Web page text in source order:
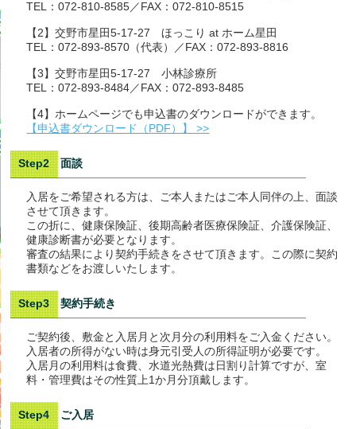
TEL：072-810-8585／FAX：072-810-8515
【2】交野市星田5-17-27 ほっこり at ホーム星田
TEL：072-893-8570（代表）／FAX：072-893-8816
【3】交野市星田5-17-27 小林診療所
TEL：072-893-8484／FAX：072-893-8485
【4】ホームページでも申込書のダウンロードができます。
【申込書ダウンロード（PDF）】 >>
Step2 面談
入居をご希望される方は、ご本人またはご本人同伴の上、面談
させて頂きます。
この折に、健康保険証、後期高齢者医療保険証、介護保険証、
健康診断書が必要となります。
審査の結果により契約手続きをさせて頂きます。この際に契約
書類などをお渡しいたします。
Step3 契約手続き
ご契約後、敷金と入居月と次月分の利用料をご入金ください。
入居者の所得がない時は身元引受人の所得証明が必要です。
入居月の利用料は食費、水道光熱費は日割り計算ですが、室
料・管理費はその性質上1か月分頂戴します。
Step4 ご入居